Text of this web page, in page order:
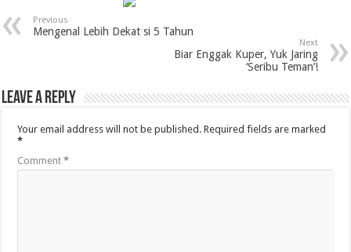
Previous
Mengenal Lebih Dekat si 5 Tahun
Next
Biar Enggak Kuper, Yuk Jaring
‘Seribu Teman’!
Leave a Reply
Your email address will not be published. Required fields are marked
*
Comment*